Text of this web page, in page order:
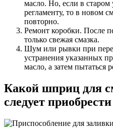
масло. Но, если в старом
регламенту, то в новом
повторно.
Ремонт коробки. После
только свежая смазка.
Шум или рывки при
устранения указанных
масло, а затем пытаться
Какой шприц для
следует приобрести